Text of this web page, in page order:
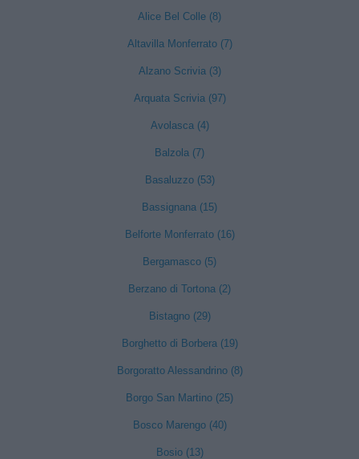
Alice Bel Colle (8)
Altavilla Monferrato (7)
Alzano Scrivia (3)
Arquata Scrivia (97)
Avolasca (4)
Balzola (7)
Basaluzzo (53)
Bassignana (15)
Belforte Monferrato (16)
Bergamasco (5)
Berzano di Tortona (2)
Bistagno (29)
Borghetto di Borbera (19)
Borgoratto Alessandrino (8)
Borgo San Martino (25)
Bosco Marengo (40)
Bosio (13)